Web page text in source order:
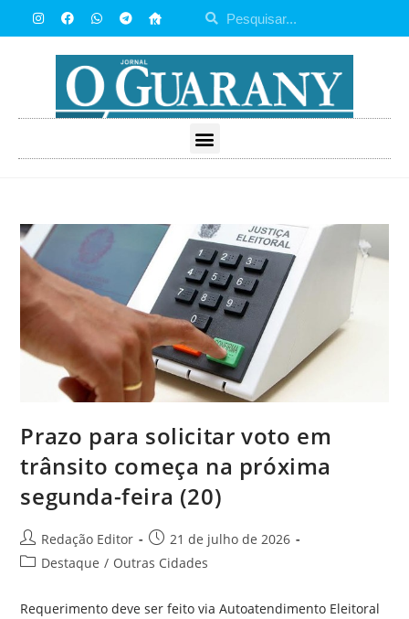
Prazo para solicitar voto em
trânsito começa na próxima
segunda-feira (20)
Redação Editor
21 de julho de 2026
Destaque / Outras Cidades
Requerimento deve ser feito via Autoatendimento Eleitoral